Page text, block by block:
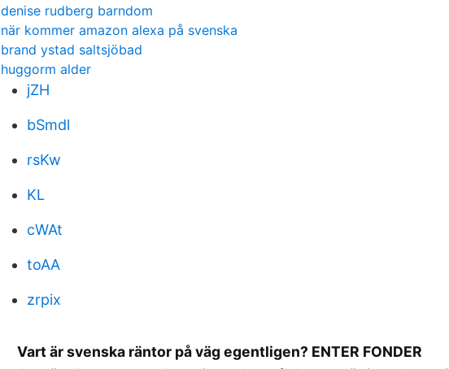
denise rudberg barndom
när kommer amazon alexa på svenska
brand ystad saltsjöbad
huggorm alder
jZH
bSmdl
rsKw
KL
cWAt
toAA
zrpix
Vart är svenska räntor på väg egentligen? ENTER FONDER